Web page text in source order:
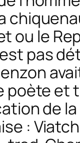
ou le
pas
poète et
de la
: